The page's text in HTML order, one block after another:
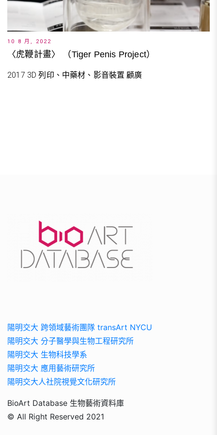
10 8 月, 2022
〈虎鞭計畫〉 （Tiger Penis Project）
2017 3D 列印、中藥材、影音裝置 顧廣
陽明交大 跨領域藝術團隊 transArt NYCU
陽明交大 分子醫學與生物工程研究所
陽明交大 生物科技學系
陽明交大 應用藝術研究所
陽明交大人社院視覺文化研究所
BioArt Database 生物藝術資料庫
© All Right Reserved 2021